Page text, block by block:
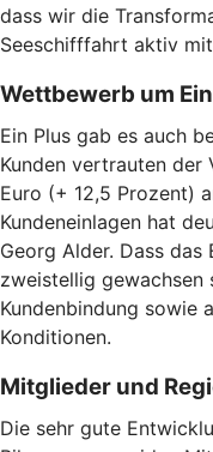
dass wir die
Seeschifffahrt aktiv
Wettbewerb um
Ein Plus gab es auch
Kunden vertrauten der
Euro (+ 12,5 Prozent)
Kundeneinlagen hat
Georg Alder. Dass das
zweistellig gewachsen
Kundenbindung sowie
Konditionen.
Mitglieder und
Die sehr gute